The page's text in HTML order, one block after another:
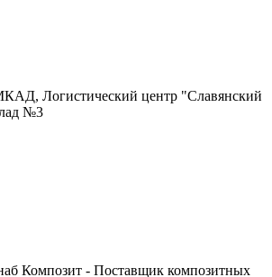
Логистический центр "Славянский
№3
Композит - Поставщик композитных